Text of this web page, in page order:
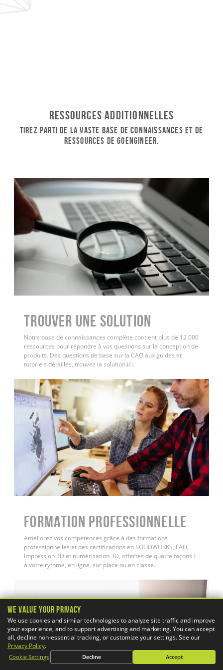
Ressources additionnelles
Tirez parti de la vaste base de connaissances et de
ressources de GoEngineer.
Trouver une solution
Notre base de connaissances complète contient plus de 12 000
ressources pour répondre à vos questions sur la conception de
produits. Des questions de base sur la CAO aux guides et
tutoriels détaillés, trouvez la solution ici.
FORMATION PROFESSIONNELLE
Améliorez vos compétences grâce à des formations
professionnelles et des certifications en SOLIDWORKS, FAO,
impression 3D et numérisation 3D, offertes de quatre façons :
à votre rythme, en ligne, sur place ou en classe.
We Value Your Privacy
We use cookies and similar technologies to analyze site traffic and improve
your experience, and to support advertising and marketing. You can accept
all, decline non-essential tracking, or customize your settings. See our
Privacy Policy.
Cookie Settings Decline Accept